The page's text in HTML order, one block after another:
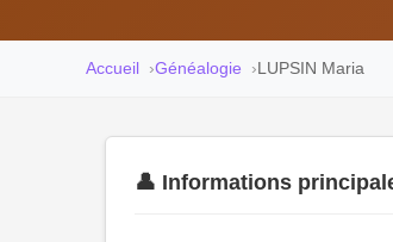
Accueil Généalogie LUPSIN Maria
👤 Informations